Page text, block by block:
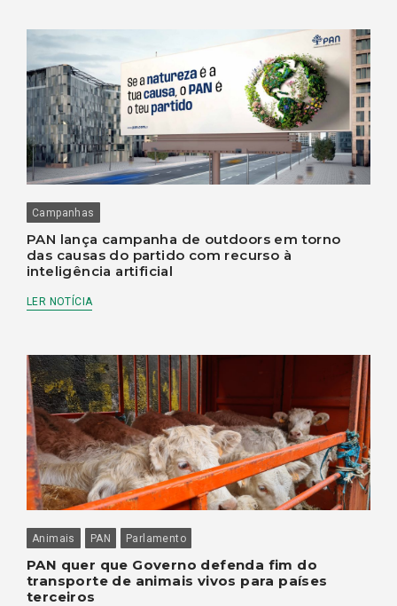
Campanhas
PAN lança campanha de outdoors em torno
das causas do partido com recurso à
inteligência artificial
LER NOTÍCIA
Animais PAN Parlamento
PAN quer que Governo defenda fim do
transporte de animais vivos para países
terceiros